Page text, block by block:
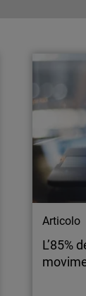
minaccia
Fi dalle reti
Articolo
L’85%